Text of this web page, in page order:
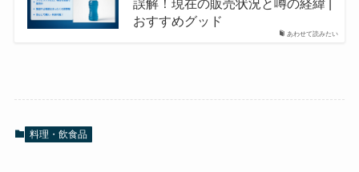
あわせて読みたい
誤解！現在の販売状況と噂の経緯 |
おすすめグッド
料理・飲食品